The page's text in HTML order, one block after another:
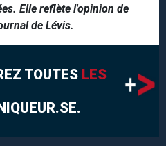
Elle reflète l'opinion de
de Lévis.
TOUTES LES